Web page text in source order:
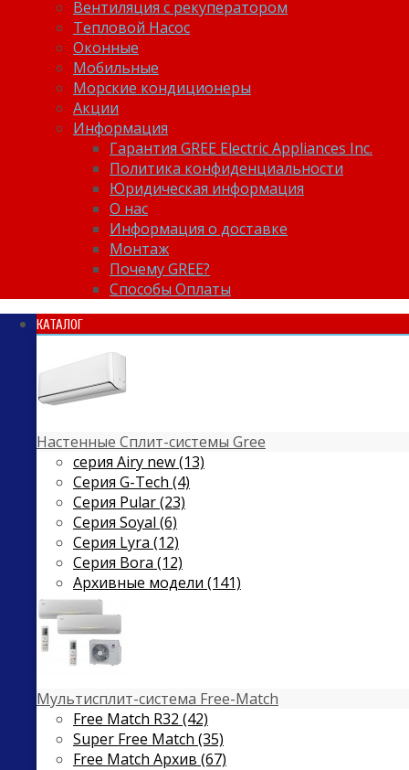
Вентиляция с рекуператором
Тепловой Насос
Оконные
Мобильные
Морские кондиционеры
Акции
Информация
Гарантия GREE Electric Appliances Inc.
Политика конфиденциальности
Юридическая информация
О нас
Информация о доставке
Монтаж
Почему GREE?
Способы Оплаты
КАТАЛОГ
Настенные Сплит-системы Gree
серия Airy new (13)
Серия G-Tech (4)
Серия Pular (23)
Cерия Soyal (6)
Серия Lyra (12)
Серия Bora (12)
Архивные модели (141)
Мультисплит-система Free-Match
Free Match R32 (42)
Super Free Match (35)
Free Match Архив (67)